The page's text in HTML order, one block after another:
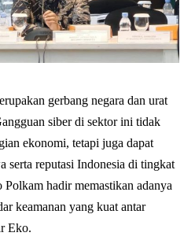
gerbang negara dan urat
siber di sektor ini tidak
ekonomi, tetapi juga dapat
serta reputasi Indonesia di tingkat
hadir memastikan adanya
keamanan yang kuat antar
Eko.